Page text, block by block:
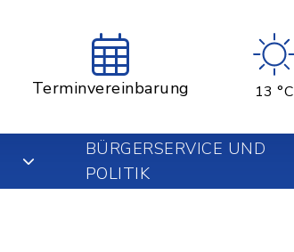
Terminvereinbarung 13 °C
BÜRGERSERVICE UND
POLITIK